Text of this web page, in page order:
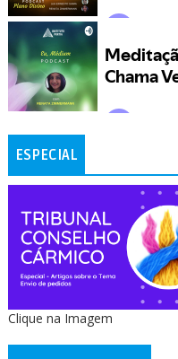
ESPECIAL
Clique na Imagem